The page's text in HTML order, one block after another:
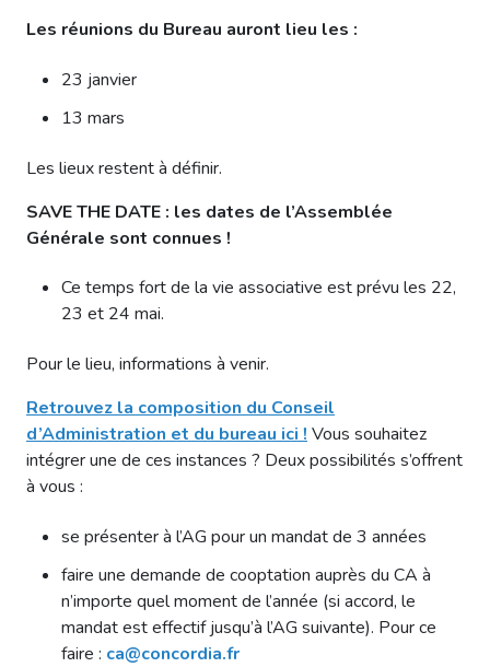
Les réunions du Bureau auront lieu les :
23 janvier
13 mars
Les lieux restent à définir.
SAVE THE DATE : les dates de l’Assemblée
Générale sont connues !
Ce temps fort de la vie associative est prévu les 22,
23 et 24 mai.
Pour le lieu, informations à venir.
Retrouvez la composition du Conseil
d’Administration et du bureau ici ! Vous souhaitez
intégrer une de ces instances ? Deux possibilités s’offrent
à vous :
se présenter à l’AG pour un mandat de 3 années
faire une demande de cooptation auprès du CA à
n’importe quel moment de l’année (si accord, le
mandat est effectif jusqu’à l’AG suivante). Pour ce
faire : ca@concordia.fr